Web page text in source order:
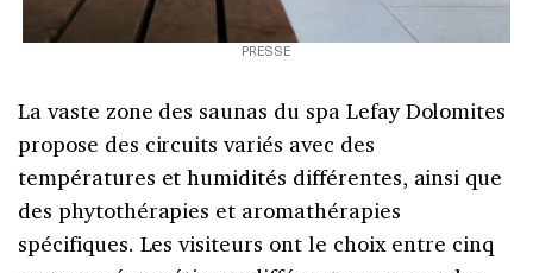
PRESSE
La vaste zone des saunas du spa Lefay Dolomites
propose des circuits variés avec des
températures et humidités différentes, ainsi que
des phytothérapies et aromathérapies
spécifiques. Les visiteurs ont le choix entre cinq